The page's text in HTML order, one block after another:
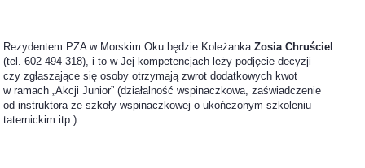
Rezydentem PZA w Morskim Oku będzie KoleżankaZosia Chruściel
(tel. 602 494 318), i to w Jej kompetencjach leży podjęcie decyzji
czy zgłaszające się osoby otrzymają zwrot dodatkowych kwot
w ramach „Akcji Junior” (działalność wspinaczkowa, zaświadczenie
od instruktora ze szkoły wspinaczkowej o ukończonym szkoleniu
taternickim itp.).